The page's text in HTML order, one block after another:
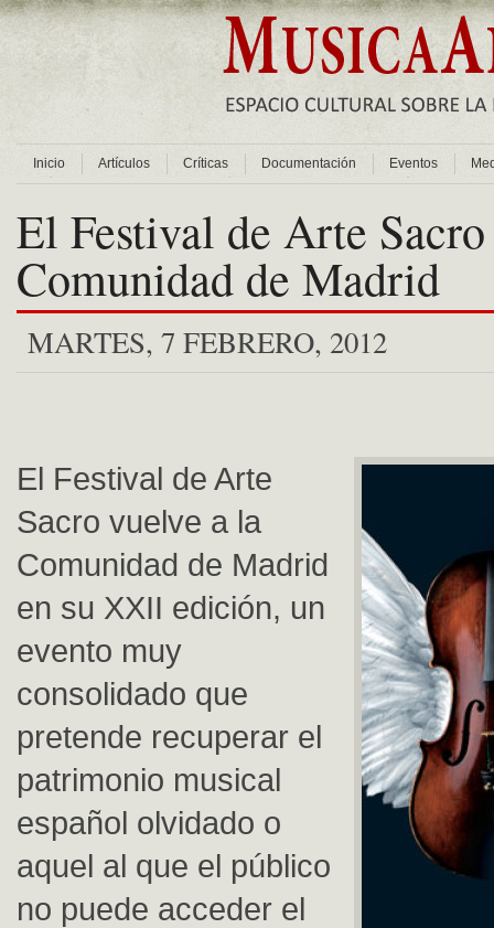
Inicio Artículos Críticas Documentación Eventos
El Festival de Arte
Comunidad de Madrid
MARTES, 7 FEBRERO, 2012
El Festival de Arte
Sacro vuelve a la
Comunidad de Madrid
en su XXII edición, un
evento muy
consolidado que
pretende recuperar el
patrimonio musical
español olvidado o
aquel al que el público
no puede acceder el